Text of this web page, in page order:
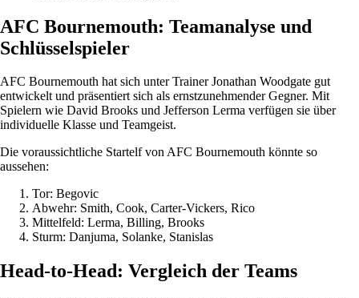
AFC Bournemouth: Teamanalyse und
Schlüsselspieler
AFC Bournemouth hat sich unter Trainer Jonathan Woodgate gut
entwickelt und präsentiert sich als ernstzunehmender Gegner. Mit
Spielern wie David Brooks und Jefferson Lerma verfügen sie über
individuelle Klasse und Teamgeist.
Die voraussichtliche Startelf von AFC Bournemouth könnte so
aussehen:
Tor: Begovic
Abwehr: Smith, Cook, Carter-Vickers, Rico
Mittelfeld: Lerma, Billing, Brooks
Sturm: Danjuma, Solanke, Stanislas
Head-to-Head: Vergleich der Teams